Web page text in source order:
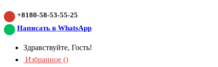
+8180-58-53-55-25
Написать в WhatsApp
Здравствуйте, Гость!
Избранное ()